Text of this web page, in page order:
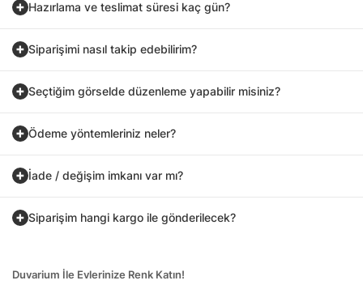
Hazırlama ve teslimat süresi kaç gün?
Siparişimi nasıl takip edebilirim?
Seçtiğim görselde düzenleme yapabilir misiniz?
Ödeme yöntemleriniz neler?
İade / değişim imkanı var mı?
Siparişim hangi kargo ile gönderilecek?
Duvarium İle Evlerinize Renk Katın!